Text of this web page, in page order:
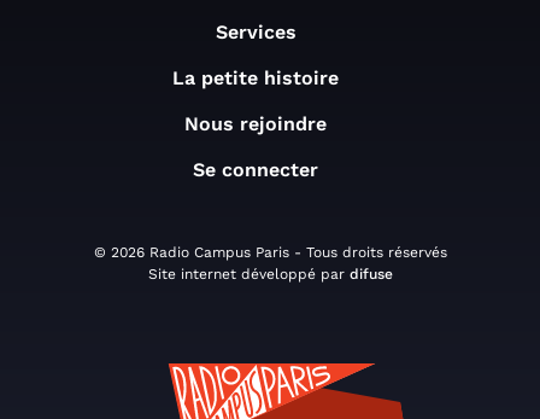
Services
La petite histoire
Nous rejoindre
Se connecter
© 2026 Radio Campus Paris - Tous droits réservés
Site internet développé par difuse